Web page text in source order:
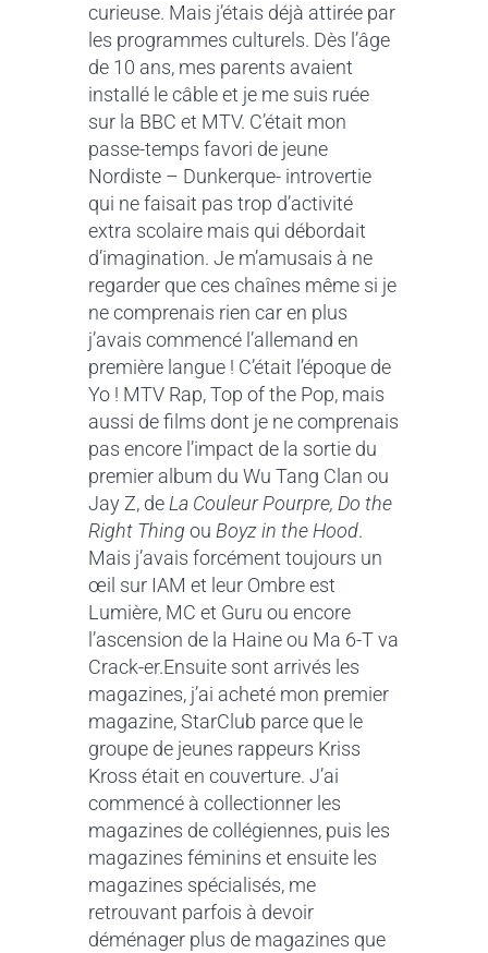
curieuse. Mais j’étais déjà attirée par
les programmes culturels. Dès l’âge
de 10 ans, mes parents avaient
installé le câble et je me suis ruée
sur la BBC et MTV. C’était mon
passe-temps favori de jeune
Nordiste – Dunkerque- introvertie
qui ne faisait pas trop d’activité
extra scolaire mais qui débordait
d’imagination. Je m’amusais à ne
regarder que ces chaînes même si je
ne comprenais rien car en plus
j’avais commencé l’allemand en
première langue ! C’était l’époque de
Yo ! MTV Rap, Top of the Pop, mais
aussi de films dont je ne comprenais
pas encore l’impact de la sortie du
premier album du Wu Tang Clan ou
Jay Z, deLa Couleur Pourpre, Do the
Right Thing ou Boyz in the Hood.
Mais j’avais forcément toujours un
œil sur IAM et leur Ombre est
Lumière, MC et Guru ou encore
l’ascension de la Haine ou Ma 6-T va
Crack-er.Ensuite sont arrivés les
magazines, j’ai acheté mon premier
magazine, StarClub parce que le
groupe de jeunes rappeurs Kriss
Kross était en couverture. J’ai
commencé à collectionner les
magazines de collégiennes, puis les
magazines féminins et ensuite les
magazines spécialisés, me
retrouvant parfois à devoir
déménager plus de magazines que